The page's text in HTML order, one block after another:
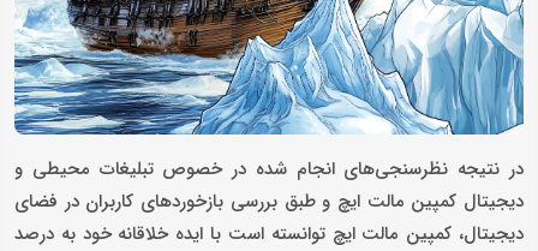
در نتیجه نظرسنجی‌های انجام شده در خصوص تبلیغات محیطی و
دیجیتال کمپین مالت ایچ و طبق بررسی بازخوردهای کاربران در فضای
دیجیتال، کمپین مالت ایچ توانسته است با ایده خلاقانه خود به درصد